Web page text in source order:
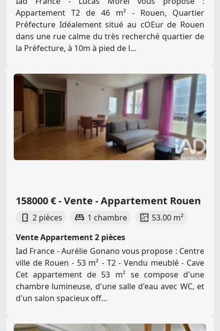
Appartement T2 de 46 m² - Rouen, Quartier
Préfecture Idéalement situé au cOEur de Rouen
dans une rue calme du très recherché quartier de
la Préfecture, à 10m à pied de l...
158000 € - Vente - Appartement Rouen
2 pièces 1 chambre
53.00 m²
Vente Appartement 2 pièces
Iad France - Aurélie Gonano vous propose : Centre
ville de Rouen - 53 m² - T2 - Vendu meublé - Cave
Cet appartement de 53 m² se compose d'une
chambre lumineuse, d'une salle d'eau avec WC, et
d'un salon spacieux off...